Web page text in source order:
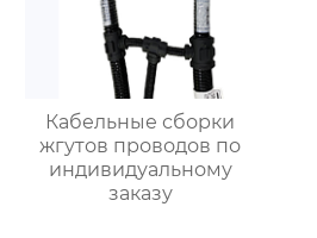
Кабельные сборки
жгутов проводов по
индивидуальному
заказу